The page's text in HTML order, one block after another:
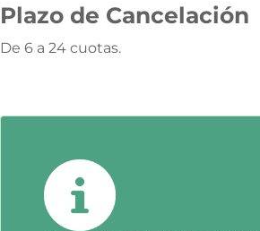
Plazo de Cancelación
De 6 a 24 cuotas.